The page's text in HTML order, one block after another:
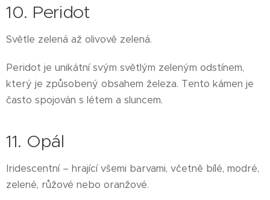
10. Peridot
Světle zelená až olivově zelená.
Peridot je unikátní svým světlým zeleným odstínem,
který je způsobený obsahem železa. Tento kámen je
často spojován s létem a sluncem.
11. Opál
Iridescentní – hrající všemi barvami, včetně bílé, modré,
zelené, růžové nebo oranžové.